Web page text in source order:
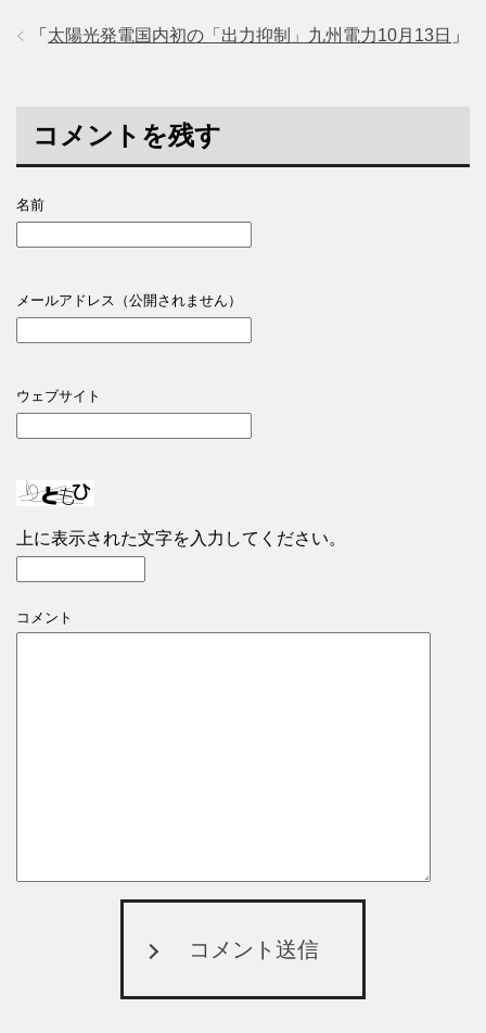
「 太陽光発電国内初の「出力抑制」九州電力10月13日 」
コメントを残す
名前
メールアドレス（公開されません）
ウェブサイト
上に表示された文字を入力してください。
コメント
コメント送信